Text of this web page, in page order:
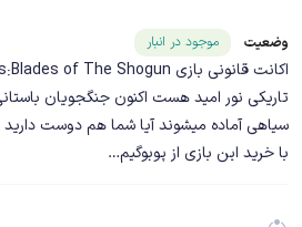
وضعیت موجود در انبارشناسه محصول ۲۰۳۷۶
تاریکی نور امید هست اکنون جنگجویان
سیاهی آماده میشوند آیا شما هم دوست دارید
با خرید این بازی از پوبوگیم…